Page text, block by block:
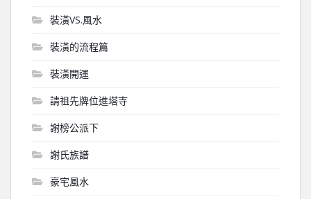
裝潢VS.風水
裝潢的流程篇
裝潢開運
請祖先牌位進塔寺
謝榜公派下
謝氏族譜
豪宅風水